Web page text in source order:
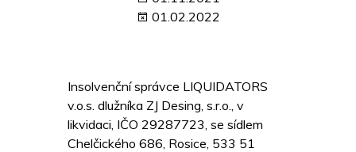
01.02.2022
Insolvenční správce LIQUIDATORS
v.o.s. dlužníka ZJ Desing, s.r.o., v
likvidaci, IČO 29287723 , se sídlem
Chelčického 686, Rosice, 533 51